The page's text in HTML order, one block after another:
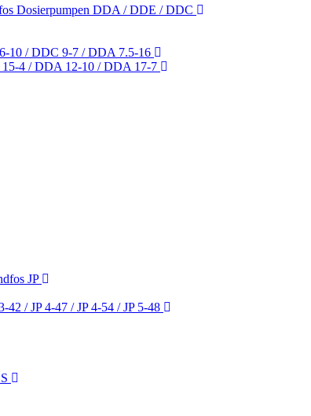
Dosierpumpen DDA / DDE / DDC
10 / DDC 9-7 / DDA 7.5-16
4 / DDA 12-10 / DDA 17-7
JP
42 / JP 4-47 / JP 4-54 / JP 5-48